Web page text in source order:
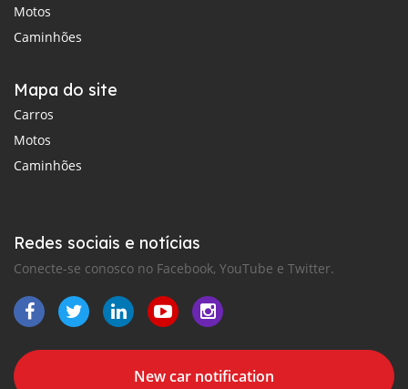
Motos
Caminhões
Mapa do site
Carros
Motos
Caminhões
Redes sociais e notícias
Conecte-se conosco no Facebook, YouTube e Twitter.
New car notification